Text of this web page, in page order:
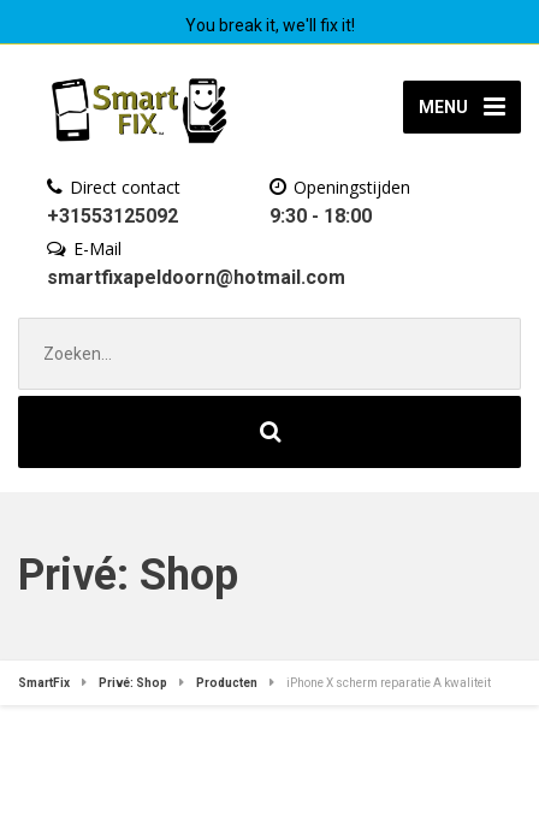
You break it, we'll fix it!
MENU
Direct contact
+31553125092
Openingstijden
9:30 - 18:00
E-Mail
smartfixapeldoorn@hotmail.com
naar:
Privé: Shop
SmartFix Privé: Shop Producten iPhone X scherm reparatie A kwaliteit